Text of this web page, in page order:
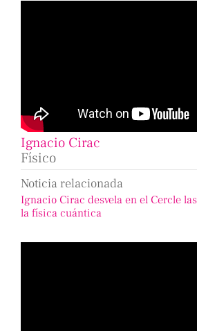
Ignacio Cirac
Físico
Noticia relacionada
Ignacio Cirac desvela en el Cercle
la física cuántica